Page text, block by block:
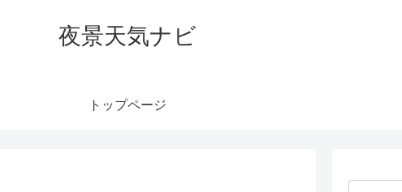
夜景天気ナビ
トップページ